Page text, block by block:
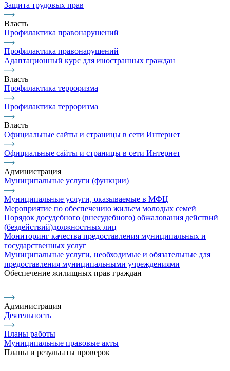
Защита трудовых прав
Власть
Профилактика правонарушений
Профилактика правонарушений
Адаптационный курс для иностранных граждан
Власть
Профилактика терроризма
Профилактика терроризма
Власть
Официальные сайты и страницы в сети Интернет
Официальные сайты и страницы в сети Интернет
Администрация
Муниципальные услуги (функции)
Муниципальные услуги, оказываемые в МФЦ
Мероприятие по обеспечению жильем молодых семей
Порядок досудебного (внесудебного) обжалования действий
(бездействий)должностных лиц
Мониторинг качества предоставления муниципальных и
государственных услуг
Муниципальные услуги, необходимые и обязательные для
предоставления муниципальными учреждениями
Обеспечение жилищных прав граждан
Администрация
Деятельность
Планы работы
Муниципальные правовые акты
Планы и результаты проверок